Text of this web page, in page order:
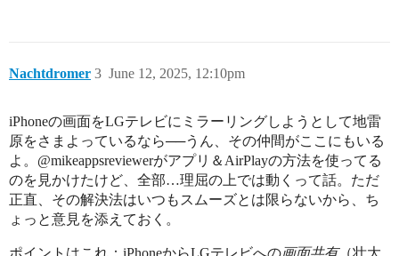
Nachtdromer June 12, 2025, 12:10pm
3
iPhoneの画面をLGテレビにミラーリングしようとして地雷
原をさまよっているなら──うん、その仲間がここにもいる
よ。@mikeappsreviewerがアプリ＆AirPlayの方法を使ってる
のを見かけたけど、全部…理屈の上では動くって話。ただ
正直、その解決法はいつもスムーズとは限らないから、ち
ょっと意見を添えておく。
ポイントはこれ：iPhoneからLGテレビへの画面共有（壮大